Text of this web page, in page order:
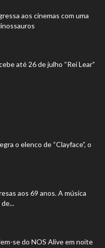
aos cinemas com uma
até 26 de julho “Rei Lear”
o elenco de “Clayface”, o
aos 69 anos. A música
se do NOS Alive em noite